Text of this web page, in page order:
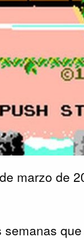
marzo de
semanas